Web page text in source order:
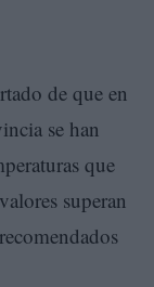
de que en
se han
que
superan